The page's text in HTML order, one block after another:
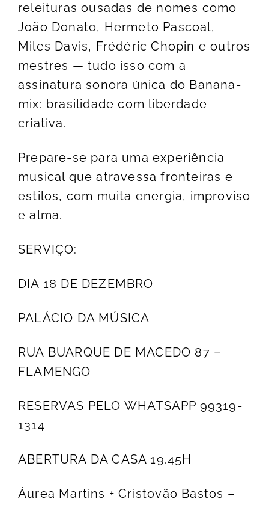
releituras ousadas de nomes como
João Donato, Hermeto Pascoal,
Miles Davis, Frédéric Chopin e outros
mestres — tudo isso com a
assinatura sonora única do Banana-
mix: brasilidade com liberdade
criativa.
Prepare-se para uma experiência
musical que atravessa fronteiras e
estilos, com muita energia, improviso
e alma.
SERVIÇO:
DIA 18 DE DEZEMBRO
PALÁCIO DA MÚSICA
RUA BUARQUE DE MACEDO 87 –
FLAMENGO
RESERVAS PELO WHATSAPP 99319-
1314
ABERTURA DA CASA 19.45H
Áurea Martins + Cristovão Bastos –